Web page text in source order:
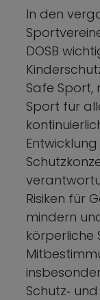
In den
DOSB
Safe Sport,
Sport für
Risiken für
mindern
körperliche
Schutz‑